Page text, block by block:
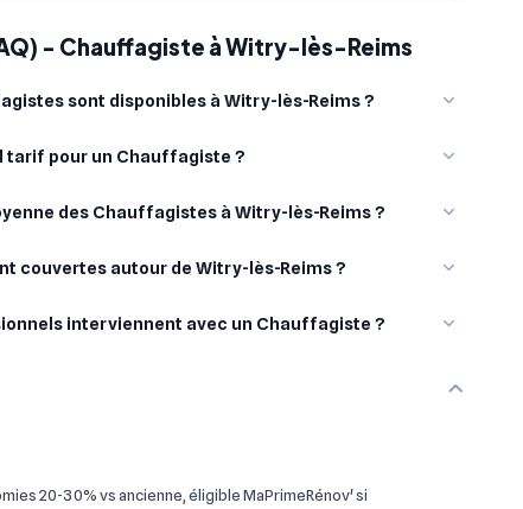
- Chauffagiste à Witry-lès-Reims
sont disponibles à Witry-lès-Reims ?
tarif pour un Chauffagiste ?
des Chauffagistes à Witry-lès-Reims ?
couvertes autour de Witry-lès-Reims ?
interviennent avec un Chauffagiste ?
20-30% vs ancienne, éligible MaPrimeRénov' si